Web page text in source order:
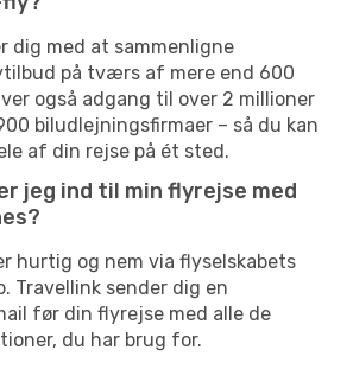
dig med at sammenligne
på tværs af mere end 600
også adgang til over 2 millioner
biludlejningsfirmaer – så du kan
af din rejse på ét sted.
jeg ind til min flyrejse med
hurtig og nem via flyselskabets
Travellink sender dig en
før din flyrejse med alle de
du har brug for.